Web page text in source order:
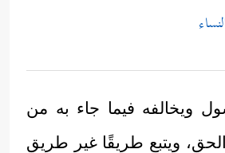
ويخالفه فيما جاء به من
ويتبع طريقًا غير طريق